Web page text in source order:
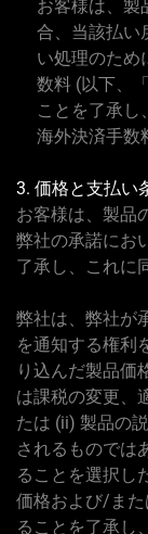
お客様は、製
合、当該払い
い処理のため
数料 (以下、
ことを了承し
海外決済手数
3. 価格と支払い
お客様は、製品
弊社の承諾にお
了承し、これに
弊社は、弊社が
を通知する権利
り込んだ製品価
は課税の変更、
たは (ii) 製品の
されるものでは
ることを選択し
価格および/ま
ることを了承し